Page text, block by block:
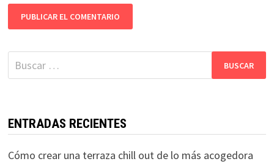
Buscar:
ENTRADAS RECIENTES
Cómo crear una terraza chill out de lo más acogedora